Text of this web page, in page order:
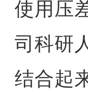
使用压
司科研
结合起